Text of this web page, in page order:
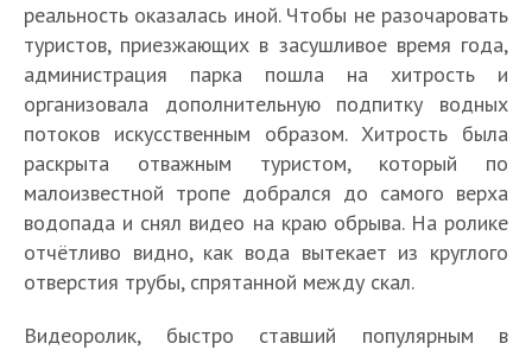
реальность оказалась иной. Чтобы не разочаровать
туристов, приезжающих в засушливое время года,
администрация парка пошла на хитрость и
организовала дополнительную подпитку водных
потоков искусственным образом. Хитрость была
раскрыта отважным туристом, который по
малоизвестной тропе добрался до самого верха
водопада и снял видео на краю обрыва. На ролике
отчётливо видно, как вода вытекает из круглого
отверстия трубы, спрятанной между скал.
Видеоролик, быстро ставший популярным в